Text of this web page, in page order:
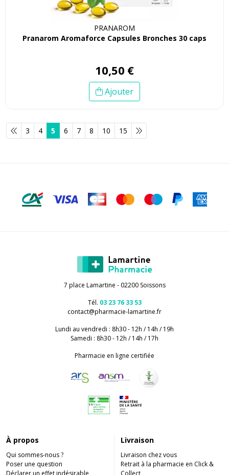
PRANAROM
Pranarom Aromaforce Capsules Bronches 30 caps
10,50 €
Ajouter
3 4 5 6 7 8 10 15
7 place Lamartine - 02200 Soissons
Tél. 03 23 76 33 53
contact@pharmacie-lamartine.fr
Lundi au vendredi : 8h30 - 12h / 14h / 19h
Samedi : 8h30 - 12h / 14h / 17h
Pharmacie en ligne certifiée
À propos
Qui sommes-nous ?
Poser une question
Déclarer un effet indésirable
Livraison
Livraison chez vous
Retrait à la pharmacie en Click &
Collect